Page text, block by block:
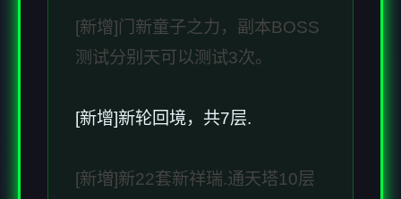
[新增]门新童子之力，副本BOSS
测试分别天可以测试3次。
[新增]新轮回境，共7层.
[新増]新22套新祥瑞.通天塔10层